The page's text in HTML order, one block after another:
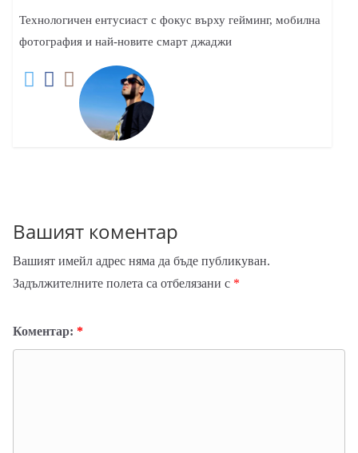
Технологичен ентусиаст с фокус върху гейминг, мобилна
фотография и най-новите смарт джаджи
Вашият коментар
Вашият имейл адрес няма да бъде публикуван.
Задължителните полета са отбелязани с *
Коментар: *